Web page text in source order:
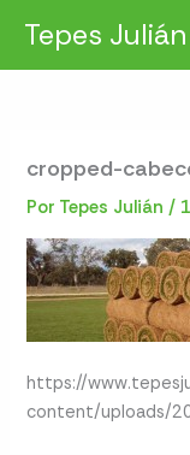
contenido
Tepes Julián
cropped-
Por Tepes Julián/
https://
content/uploads/